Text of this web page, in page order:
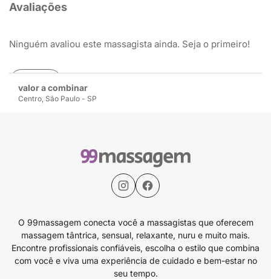
valor a combinar
Centro, São Paulo - SP
Avaliações
Ninguém avaliou este massagista ainda. Seja o primeiro!
Avaliar
O 99massagem conecta você a massagistas que oferecem
massagem tântrica, sensual, relaxante, nuru e muito mais.
Encontre profissionais confiáveis, escolha o estilo que combina
com você e viva uma experiência de cuidado e bem-estar no
seu tempo.